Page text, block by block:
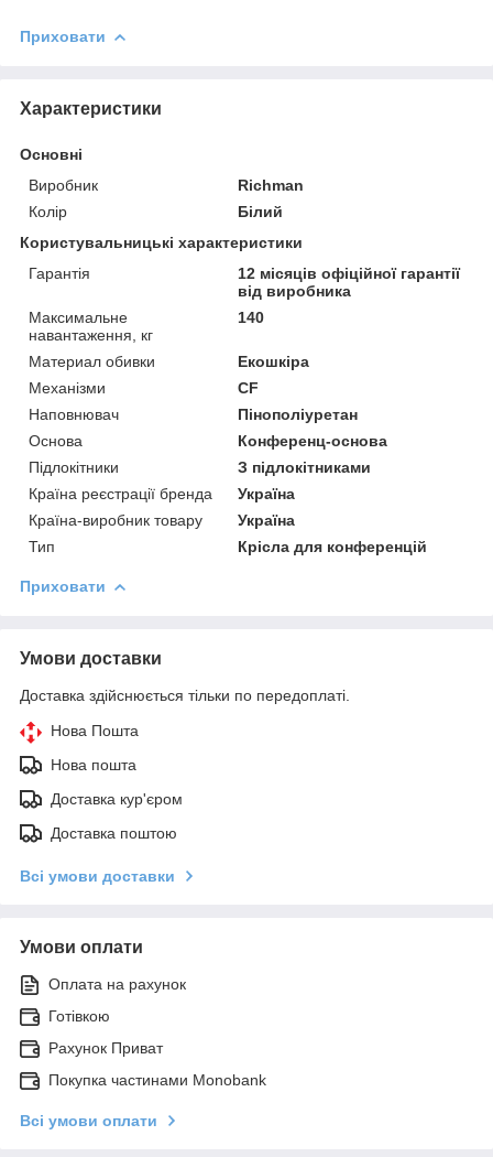
Приховати
Характеристики
Основні
Виробник
Richman
Колір
Білий
Користувальницькі характеристики
Гарантія
12 місяців офіційної гарантії
від виробника
Максимальне
навантаження, кг
140
Материал обивки
Екошкіра
Механізми
CF
Наповнювач
Пінополіуретан
Основа
Конференц-основа
Підлокітники
З підлокітниками
Країна реєстрації бренда
Україна
Країна-виробник товару
Україна
Тип
Крісла для конференцій
Приховати
Умови доставки
Доставка здійснюється тільки по передоплаті.
Нова Пошта
Нова пошта
Доставка кур'єром
Доставка поштою
Всі умови доставки
Умови оплати
Оплата на рахунок
Готівкою
Рахунок Приват
Покупка частинами Monobank
Всі умови оплати